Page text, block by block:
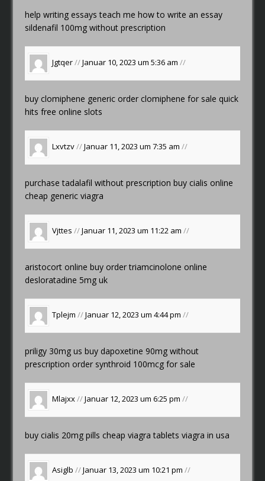
help writing essaysteach me how to write an essay
sildenafil 100mg without prescription
Jgtqer//Januar 10, 2023 um 5:36 am//
buy clomiphene genericorder clomiphene for sale quick
hits free online slots
Lxvtzv//Januar 11, 2023 um 7:35 am//
purchase tadalafil without prescriptionbuy cialis online
cheap generic viagra
Vjttes //Januar 11, 2023 um 11:22 am//
aristocort online buyorder triamcinolone online
desloratadine 5mg uk
Tplejm //Januar 12, 2023 um 4:44 pm//
priligy 30mg usbuy dapoxetine 90mg without
prescription order synthroid 100mcg for sale
Mlajxx//Januar 12, 2023 um 6:25 pm//
buy cialis 20mg pillscheap viagra tablets viagra in usa
Asiglb //Januar 13, 2023 um 10:21 pm//